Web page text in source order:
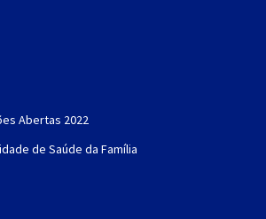
Abertas 2022
de Saúde da Família